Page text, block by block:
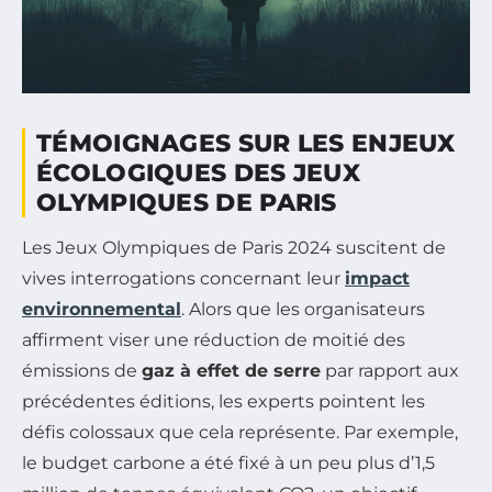
TÉMOIGNAGES SUR LES ENJEUX
ÉCOLOGIQUES DES JEUX
OLYMPIQUES DE PARIS
Les Jeux Olympiques de Paris 2024 suscitent de
vives interrogations concernant leur impact
environnemental . Alors que les organisateurs
affirment viser une réduction de moitié des
émissions de gaz à effet de serre par rapport aux
précédentes éditions, les experts pointent les
défis colossaux que cela représente. Par exemple,
le budget carbone a été fixé à un peu plus d’1,5